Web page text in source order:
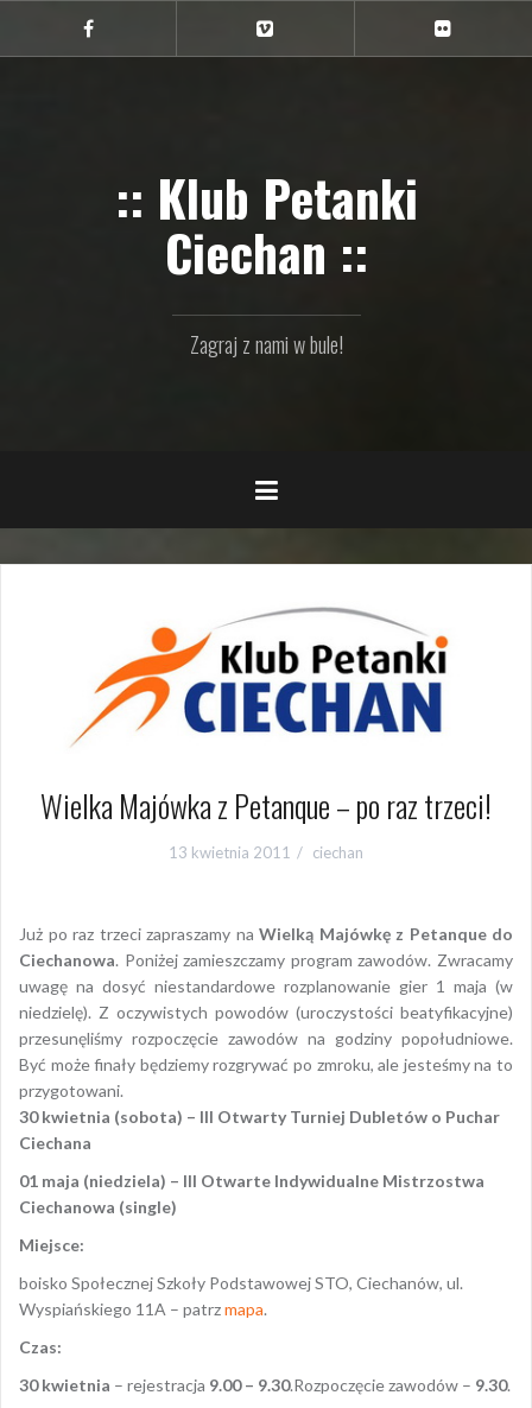
treści
Ciechan
na
na
na
:: Klub Petanki
Ciechan ::
Zagraj z nami w bule!
Wielka Majówka z Petanque – po raz trzeci!
13 kwietnia 2011 ciechan
Już po raz trzeci zapraszamy na Wielką Majówkę z Petanque do
Ciechanowa. Poniżej zamieszczamy program zawodów. Zwracamy
uwagę na dosyć niestandardowe rozplanowanie gier 1 maja (w
niedzielę). Z oczywistych powodów (uroczystości beatyfikacyjne)
przesunęliśmy rozpoczęcie zawodów na godziny popołudniowe.
Być może finały będziemy rozgrywać po zmroku, ale jesteśmy na to
przygotowani.
30 kwietnia (sobota) – III Otwarty Turniej Dubletów o Puchar
Ciechana
01 maja (niedziela) – III Otwarte Indywidualne Mistrzostwa
Ciechanowa (single)
Miejsce:
boisko Społecznej Szkoły Podstawowej STO, Ciechanów, ul.
Wyspiańskiego 11A – patrzmapa.
Czas:
30 kwietnia – rejestracja 9.00 – 9.30.Rozpoczęcie zawodów – 9.30.